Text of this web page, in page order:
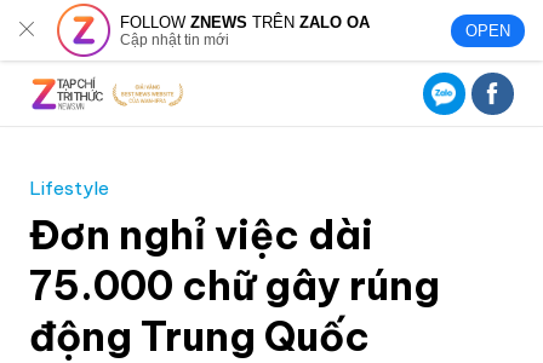
FOLLOWZNEWS TRÊNZALO OA
Cập nhật tin mới OPEN
Lifestyle
Đơn nghỉ việc dài
75.000 chữ gây rúng
động Trung Quốc